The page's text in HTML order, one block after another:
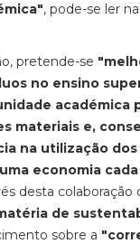
, pode-se ler
pretende-se
no ensino
académica
materiais e,
na utilização
economia
desta colaboração
de
sobre a